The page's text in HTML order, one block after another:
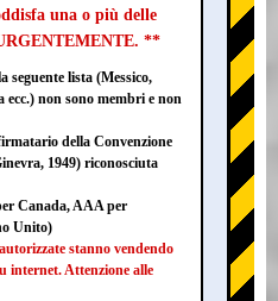
una o più delle
**
seguente lista (Messico,
non sono membri e non
della Convenzione
1949) riconosciuta
Canada, AAA per
Unito)
stanno vendendo
internet. Attenzione alle